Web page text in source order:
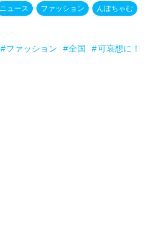
ニュース ファッション んぽちゃむ
ファッション 全国 可哀想に！